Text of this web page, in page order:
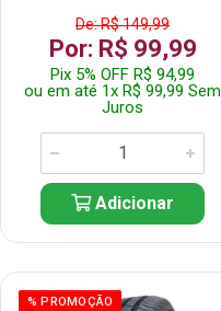
De: R$ 149,99
Por: R$ 99,99
Pix 5% OFF R$ 94,99
ou em até 1x R$ 99,99 Sem
Juros
Adicionar
% PROMOÇÃO